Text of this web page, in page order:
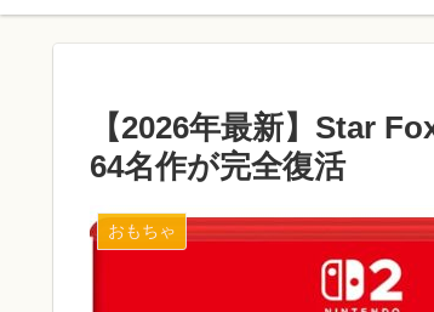
【2026年最新】Star
64名作が完全復活
おもちゃ